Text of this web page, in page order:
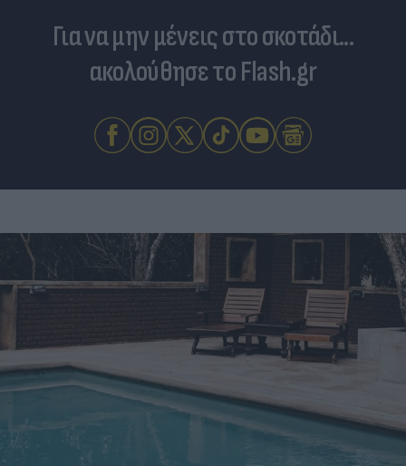
Για να μην μένεις στο σκοτάδι...
ακολούθησε το Flash.gr